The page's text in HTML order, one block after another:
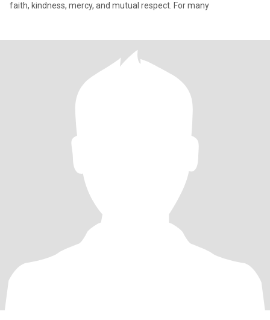
faith, kindness, mercy, and mutual respect. For many